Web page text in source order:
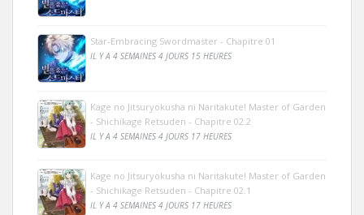
Star-Embracing Swordmaster - Chapitre 01
IL Y A 4 SEMAINES 4 JOURS 15 HEURES
Kage no Jitsuryokusha ni Naritakute! Master of Garden
- Shichikage Retsuden - Chapitre 02.2
IL Y A 4 SEMAINES 4 JOURS 17 HEURES
Kage no Jitsuryokusha ni Naritakute! Master of Garden
- Shichikage Retsuden - Chapitre 02.1
IL Y A 4 SEMAINES 4 JOURS 17 HEURES